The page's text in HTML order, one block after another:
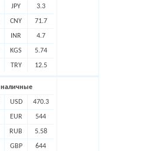
JPY 3.3
CNY 71.7
INR 4.7
KGS 5.74
TRY 12.5
наличные
USD 470.3
EUR 544
RUB 5.58
GBP 644